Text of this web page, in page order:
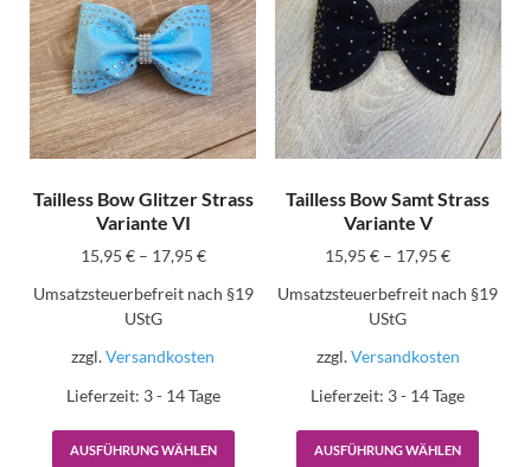
Tailless Bow Glitzer Strass
Variante VI
15,95 €– 17,95 €
Umsatzsteuerbefreit nach §19
UStG
zzgl.Versandkosten
Lieferzeit: 3 - 14 Tage
AUSFÜHRUNG WÄHLEN
Tailless Bow Samt Strass
Variante V
15,95€ – 17,95€
Umsatzsteuerbefreit nach §19
UStG
zzgl.Versandkosten
Lieferzeit: 3 - 14 Tage
AUSFÜHRUNG WÄHLEN